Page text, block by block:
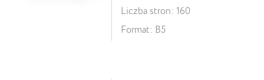
Liczba stron: 160
Format: B5